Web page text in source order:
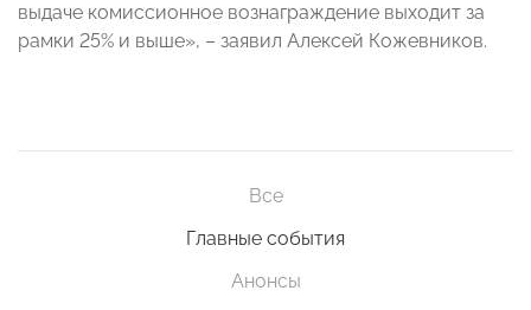
выдаче комиссионное вознаграждение выходит за
рамки 25% и выше», – заявил Алексей Кожевников.
Все
Главные события
Анонсы